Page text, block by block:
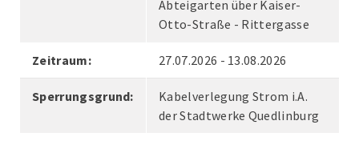
Abteigarten über Kaiser-
Otto-Straße - Rittergasse
Zeitraum: 27.07.2026 - 13.08.2026
Sperrungsgrund:
Kabelverlegung Strom i.A.
der Stadtwerke Quedlinburg